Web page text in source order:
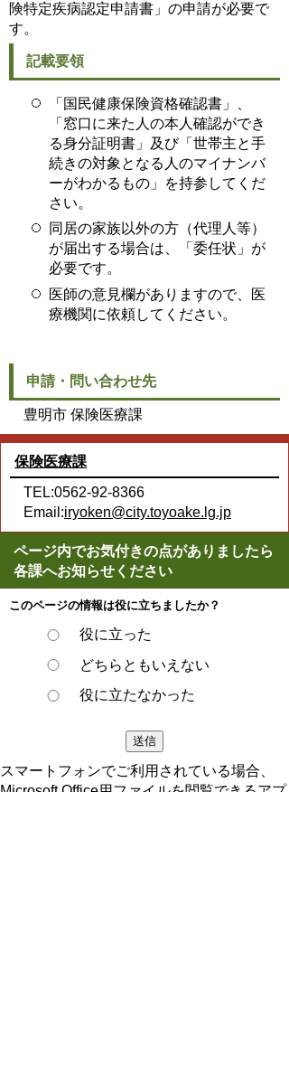
険特定疾病認定申請書」の申請が必要で
す。
記載要領
「国民健康保険資格確認書」、
「窓口に来た人の本人確認ができ
る身分証明書」及び「世帯主と手
続きの対象となる人のマイナンバ
ーがわかるもの」を持参してくだ
さい。
同居の家族以外の方（代理人等）
が届出する場合は、「委任状」が
必要です。
医師の意見欄がありますので、医
療機関に依頼してください。
申請・問い合わせ先
豊明市 保険医療課
保険医療課
TEL:0562-92-8366
Email:iryoken@city.toyoake.lg.jp
ページ内でお気付きの点がありましたら
各課へお知らせください
このページの情報は役に立ちましたか？
役に立った
どちらともいえない
役に立たなかった
スマートフォンでご利用されている場合、
Microsoft Office用ファイルを閲覧できるアプ